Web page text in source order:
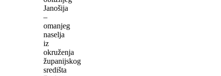
Janošija
–
omanjeg
naselja
iz
okruženja
županijskog
središta